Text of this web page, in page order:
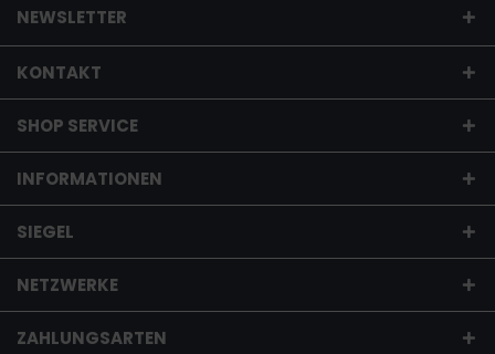
NEWSLETTER
KONTAKT
SHOP SERVICE
INFORMATIONEN
SIEGEL
NETZWERKE
ZAHLUNGSARTEN